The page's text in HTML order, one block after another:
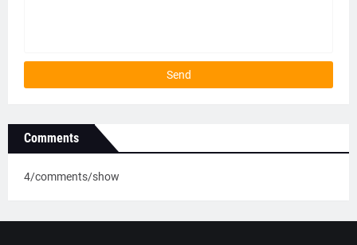
Comments
4/comments/show